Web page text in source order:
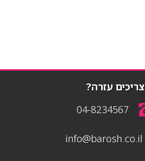
צריכים עזרה?
04-8234567
info@barosh.co.il